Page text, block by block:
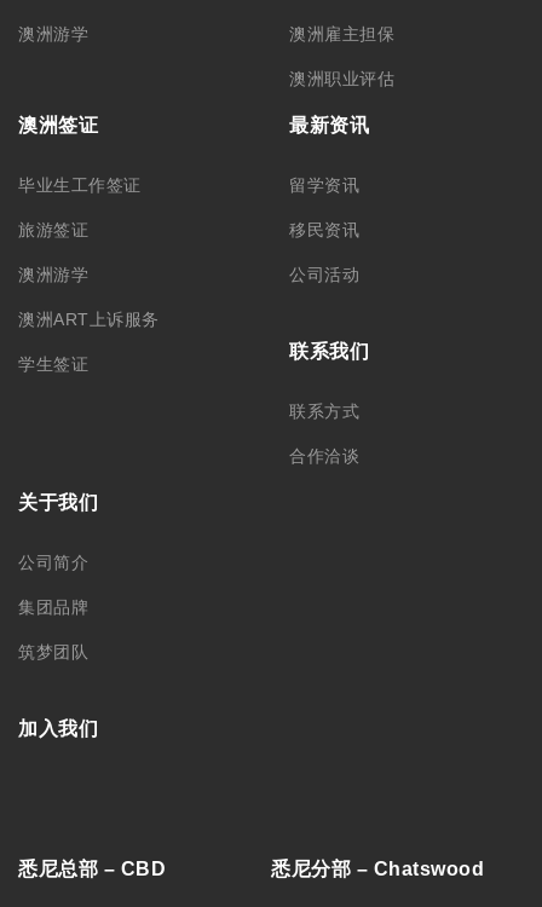
澳洲游学 澳洲雇主担保
澳洲职业评估
澳洲签证
毕业生工作签证
旅游签证
澳洲游学
澳洲ART上诉服务
学生签证
最新资讯
留学资讯
移民资讯
公司活动
联系我们
联系方式
合作洽谈
关于我们
公司简介
集团品牌
筑梦团队
加入我们
悉尼总部 – CBD 悉尼分部 – Chatswood